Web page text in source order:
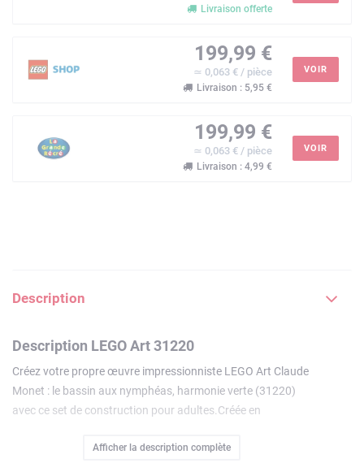
Livraison offerte
199,99 €
≃ 0,063 € / pièce
Livraison : 5,95 €
VOIR
199,99 €
≃ 0,063 € / pièce
Livraison : 4,99 €
VOIR
Description
Description LEGO Art 31220
Créez votre propre œuvre impressionniste LEGO Art Claude
Monet : le bassin aux nymphéas, harmonie verte (31220)
avec ce set de construction pour adultes.Créée en
York, qui abrite plus de 1,5 million d'œuvres d'art dont la
Afficher la description complète